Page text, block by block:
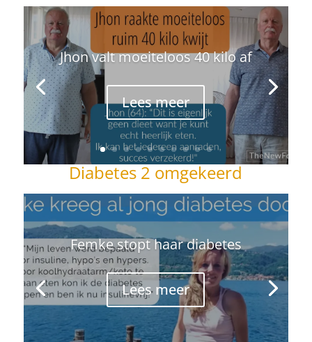
Jhon valt moeiteloos 40 kilo af
Lees meer
Diabetes 2 omgekeerd
Femke stopt haar diabetes
Lees meer